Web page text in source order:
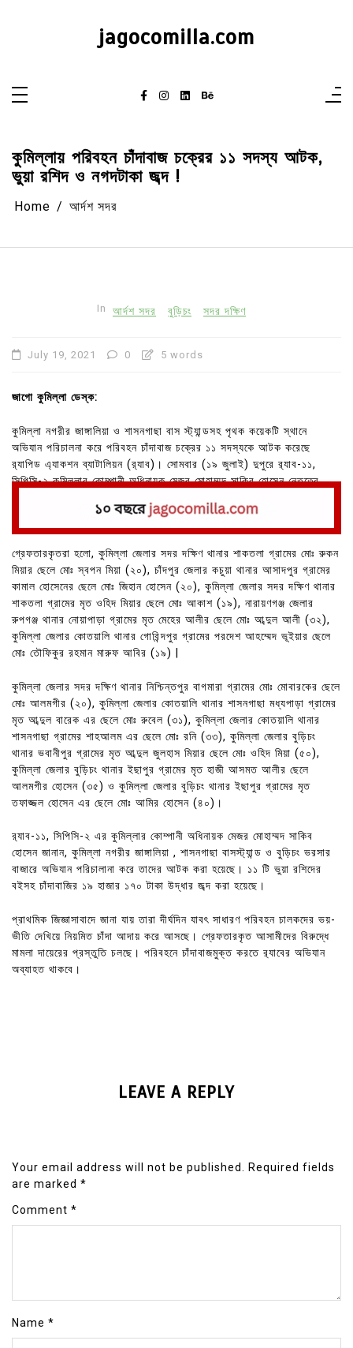
jagocomilla.com
কুমিল্লায় পরিবহন চাঁদাবাজ চক্রের ১১ সদস্য আটক,
ভুয়া রশিদ ও নগদটাকা জব্দ !
Home আর্দশ সদর
In আর্দশ সদর বুড়িচং সদর দক্ষিণ
July 19, 2021 0 5 words
জাগো কুমিল্লা ডেস্ক:
কুমিল্লা নগরীর জাঙ্গালিয়া ও শাসনগাছা বাস স্ট্যান্ডসহ পৃথক কয়েকটি স্থানে
অভিযান পরিচালনা করে পরিবহন চাঁদাবাজ চক্রের ১১ সদস্যকে আটক করেছে
র‌্যাপিড এ্যাকশন ব্যাটালিয়ন (র‌্যাব)। সোমবার (১৯ জুলাই) দুপুরে র‌্যাব-১১,
সিপিসি-২ কুমিল্লার কোম্পানী অধিনায়ক মেজর মোহাম্মদ সাকিব হোসেন নেতৃত্বে
গ্রেফতারকৃতরা হলো, কুমিল্লা জেলার সদর দক্ষিণ থানার শাকতলা গ্রামের মোঃ রুকন
মিয়ার ছেলে মোঃ স্বপন মিয়া (২০), চাঁদপুর জেলার কচুয়া থানার আসাদপুর গ্রামের
কামাল হোসেনের ছেলে মোঃ জিহান হোসেন (২০), কুমিল্লা জেলার সদর দক্ষিণ থানার
শাকতলা গ্রামের মৃত ওহিদ মিয়ার ছেলে মোঃ আকাশ (১৯), নারায়ণগঞ্জ জেলার
রুপগঞ্জ থানার নোয়াপাড়া গ্রামের মৃত মেহের আলীর ছেলে মোঃ আব্দুল আলী (৩২),
কুমিল্লা জেলার কোতয়ালি থানার গোবিন্দপুর গ্রামের পরদেশ আহম্মেদ ভূইয়ার ছেলে
মোঃ তৌফিকুর রহমান মারুফ আবির (১৯) |
কুমিল্লা জেলার সদর দক্ষিণ থানার নিশ্চিন্তপুর বাগমারা গ্রামের মোঃ মোবারকের ছেলে
মোঃ আলমগীর (২০), কুমিল্লা জেলার কোতয়ালি থানার শাসনগাছা মধ্যপাড়া গ্রামের
মৃত আব্দুল বারেক এর ছেলে মোঃ রুবেল (৩১), কুমিল্লা জেলার কোতয়ালি থানার
শাসনগাছা গ্রামের শাহআলম এর ছেলে মোঃ রনি (৩৩), কুমিল্লা জেলার বুড়িচং
থানার ভবানীপুর গ্রামের মৃত আব্দুল জুলহাস মিয়ার ছেলে মোঃ ওহিদ মিয়া (৫০),
কুমিল্লা জেলার বুড়িচং থানার ইছাপুর গ্রামের মৃত হাজী আসমত আলীর ছেলে
আলমগীর হোসেন (৩৫) ও কুমিল্লা জেলার বুড়িচং থানার ইছাপুর গ্রামের মৃত
তফাজ্জল হোসেন এর ছেলে মোঃ আমির হোসেন (৪০)।
র‌্যাব-১১, সিপিসি-২ এর কুমিল্লার কোম্পানী অধিনায়ক মেজর মোহাম্মদ সাকিব
হোসেন জানান, কুমিল্লা নগরীর জাঙ্গালিয়া , শাসনগাছা বাসস্ট্যান্ড ও বুড়িচং ভরসার
বাজারে অভিযান পরিচালানা করে তাদের আটক করা হয়েছে। ১১ টি ভুয়া রশিদের
বইসহ চাঁদাবাজির ১৯ হাজার ১৭০ টাকা উদ্ধার জব্দ করা হয়েছে।
প্রাথমিক জিজ্ঞাসাবাদে জানা যায় তারা দীর্ঘদিন যাবৎ সাধারণ পরিবহন চালকদের ভয়-
ভীতি দেখিয়ে নিয়মিত চাঁদা আদায় করে আসছে। গ্রেফতারকৃত আসামীদের বিরুদ্ধে
মামলা দায়েরের প্রস্তুতি চলছে। পরিবহনে চাঁদাবাজমুক্ত করতে র‌্যাবের অভিযান
অব্যাহত থাকবে।
LEAVE A REPLY
Your email address will not be published. Required fields
are marked *
Comment *
Name *